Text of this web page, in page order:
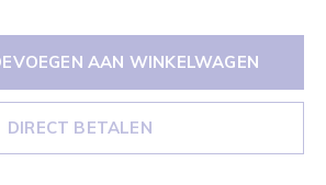
AAN WINKELWAGEN
DIRECT BETALEN